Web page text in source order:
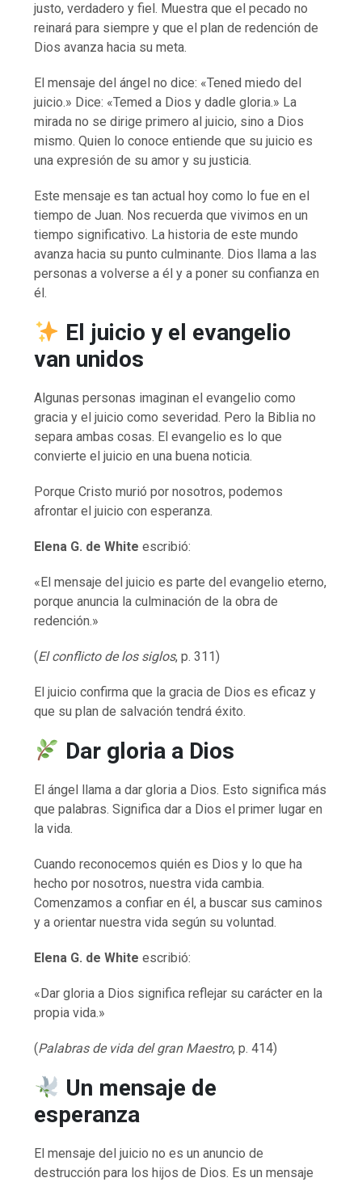
justo, verdadero y fiel. Muestra que el pecado no
reinará para siempre y que el plan de redención de
Dios avanza hacia su meta.
El mensaje del ángel no dice: «Tened miedo del
juicio.» Dice: «Temed a Dios y dadle gloria.» La
mirada no se dirige primero al juicio, sino a Dios
mismo. Quien lo conoce entiende que su juicio es
una expresión de su amor y su justicia.
Este mensaje es tan actual hoy como lo fue en el
tiempo de Juan. Nos recuerda que vivimos en un
tiempo significativo. La historia de este mundo
avanza hacia su punto culminante. Dios llama a las
personas a volverse a él y a poner su confianza en
él.
El juicio y el evangelio
van unidos
Algunas personas imaginan el evangelio como
gracia y el juicio como severidad. Pero la Biblia no
separa ambas cosas. El evangelio es lo que
convierte el juicio en una buena noticia.
Porque Cristo murió por nosotros, podemos
afrontar el juicio con esperanza.
Elena G. de White escribió:
«El mensaje del juicio es parte del evangelio eterno,
porque anuncia la culminación de la obra de
redención.»
(El conflicto de los siglos, p. 311)
El juicio confirma que la gracia de Dios es eficaz y
que su plan de salvación tendrá éxito.
Dar gloria a Dios
El ángel llama a dar gloria a Dios. Esto significa más
que palabras. Significa dar a Dios el primer lugar en
la vida.
Cuando reconocemos quién es Dios y lo que ha
hecho por nosotros, nuestra vida cambia.
Comenzamos a confiar en él, a buscar sus caminos
y a orientar nuestra vida según su voluntad.
Elena G. de White escribió:
«Dar gloria a Dios significa reflejar su carácter en la
propia vida.»
(Palabras de vida del gran Maestro, p. 414)
Un mensaje de
esperanza
El mensaje del juicio no es un anuncio de
destrucción para los hijos de Dios. Es un mensaje